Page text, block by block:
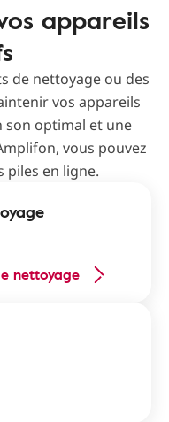
appareils
de nettoyage ou des
vos appareils
optimal et une
vous pouvez
piles en ligne.
nettoyage